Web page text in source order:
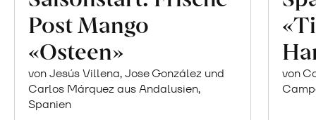
Post Mango
«Osteen»
von Jesús Villena, Jose González und
Carlos Márquez aus Andalusien,
Spanien
von